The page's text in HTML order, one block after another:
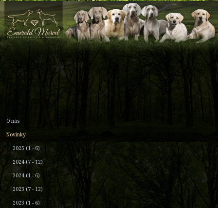
O nás
Novinky
2025 (1 - 6)
2024 (7 - 12)
2024 (1 - 6)
2023 (7 - 12)
2023 (1 - 6)